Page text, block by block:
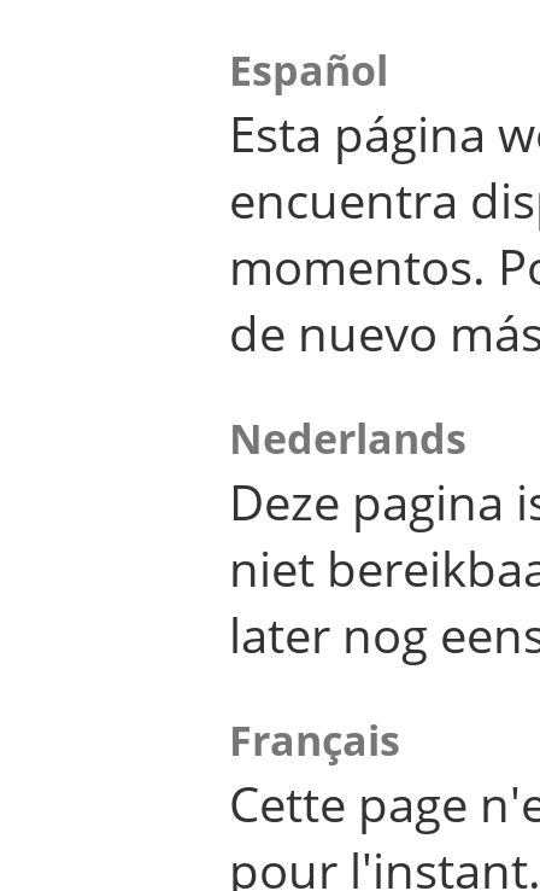
Español
Esta página
encuentra
momentos.
de nuevo
Nederlands
Deze pagina
niet
later nog
Français
Cette page
pour